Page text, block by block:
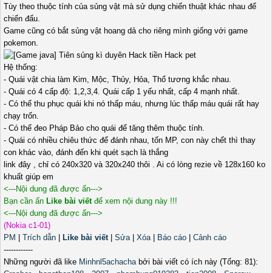
Tùy theo thuộc tính của sủng vật mà sử dụng chiến thuật khác nhau để
chiến đấu.
Game cũng có bắt sủng vật hoang dả cho riêng mình giống với game
pokemon.
Hệ thống:
- Quái vật chia làm Kim, Mộc, Thủy, Hỏa, Thổ tương khắc nhau.
- Quái có 4 cấp độ: 1,2,3,4. Quái cấp 1 yếu nhất, cấp 4 mạnh nhất.
- Có thể thu phục quái khi nó thấp máu, nhưng lúc thấp máu quái rất hay
chạy trốn.
- Có thể đeo Pháp Bảo cho quái để tăng thêm thuộc tính.
- Quái có nhiều chiêu thức để đánh nhau, tốn MP, con này chết thì thay
con khác vào, đánh đến khi quét sạch là thắng
link đây , chỉ có 240x320 và 320x240 thôi . Ai có lòng rezie về 128x160 ko
khuất giúp em
<---Nội dung đã được ẩn--->
Bạn cần ấn Like bài viếtđể xem nội dung này !!!
<---Nội dung đã được ẩn--->
(Nokia c1-01)
PM
Trích dẫn Like bài viết| Sửa| Xóa| Báo cáo
Cảnh cáo
------------
Những người đã like Minhnl5achachabởi bài viết có ích này (Tổng: 81):